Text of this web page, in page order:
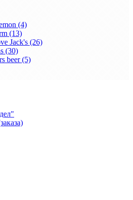
(4)
(13)
Jack's (26)
(30)
beer (5)